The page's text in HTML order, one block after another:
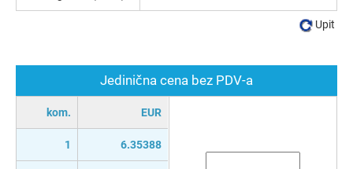
Jedinična cena bez PDV-a
kom. EUR
1 6.35388
Upit